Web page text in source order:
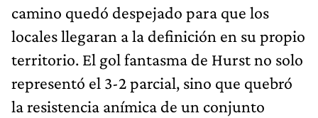
camino quedó despejado para que los
locales llegaran a la definición en su propio
territorio. El gol fantasma de Hurst no solo
representó el 3-2 parcial, sino que quebró
la resistencia anímica de un conjunto